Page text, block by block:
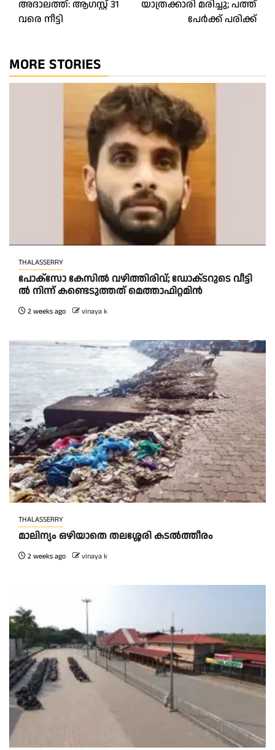
അദാലത്ത്: ആഗസ്റ്റ് 31
വരെ നീട്ടി
യാത്രക്കാരി മരിച്ചു; പത്ത്
പേര്‍ക്ക് പരിക്ക്
MORE STORIES
THALASSERRY
പോ​ക്സോ കേ​സി​ൽ വ​ഴി​ത്തി​രി​വ്; ഡോ​ക്‌​ട​റു​ടെ വീ​ട്ടി​
ൽ നി​ന്ന് ക​ണ്ടെ​ടു​ത്ത​ത് മെ​ത്താ​ഫി​റ്റ​മി​ൻ
2 weeks ago vinaya k
THALASSERRY
മാലിന്യം ഒഴിയാതെ തലശ്ശേരി കടൽത്തീരം
2 weeks ago vinaya k